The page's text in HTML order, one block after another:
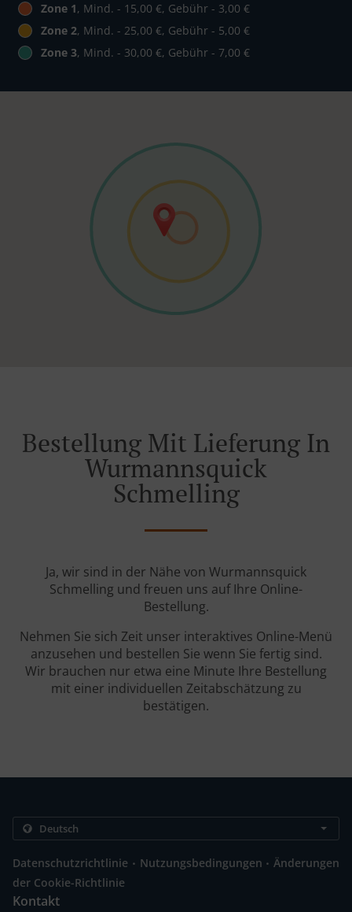
Zone 1, Mind. - 15,00 €, Gebühr - 3,00 €
Zone 2, Mind. - 25,00 €, Gebühr - 5,00 €
Zone 3, Mind. - 30,00 €, Gebühr - 7,00 €
Bestellung Mit Lieferung In
Wurmannsquick
Schmelling
Ja, wir sind in der Nähe von Wurmannsquick
Schmelling und freuen uns auf Ihre Online-
Bestellung.
Nehmen Sie sich Zeit unser interaktives Online-Menü
anzusehen und bestellen Sie wenn Sie fertig sind.
Wir brauchen nur etwa eine Minute Ihre Bestellung
mit einer individuellen Zeitabschätzung zu
bestätigen.
Datenschutzrichtlinie . Nutzungsbedingungen . Änderungen
der Cookie-Richtlinie
Kontakt